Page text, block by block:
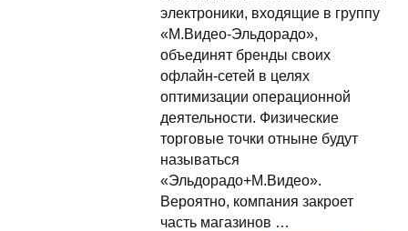
электроники, входящие в группу
«М.Видео-Эльдорадо»,
объединят бренды своих
офлайн-сетей в целях
оптимизации операционной
деятельности. Физические
торговые точки отныне будут
называться
«Эльдорадо+М.Видео».
Вероятно, компания закроет
часть магазинов …